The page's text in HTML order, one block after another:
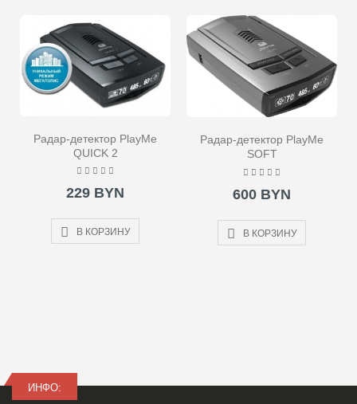
Радар-детектор PlayMe
QUICK 2
229 BYN
В КОРЗИНУ
Радар-детектор PlayMe
SOFT
600 BYN
В КОРЗИНУ
ИНФО: